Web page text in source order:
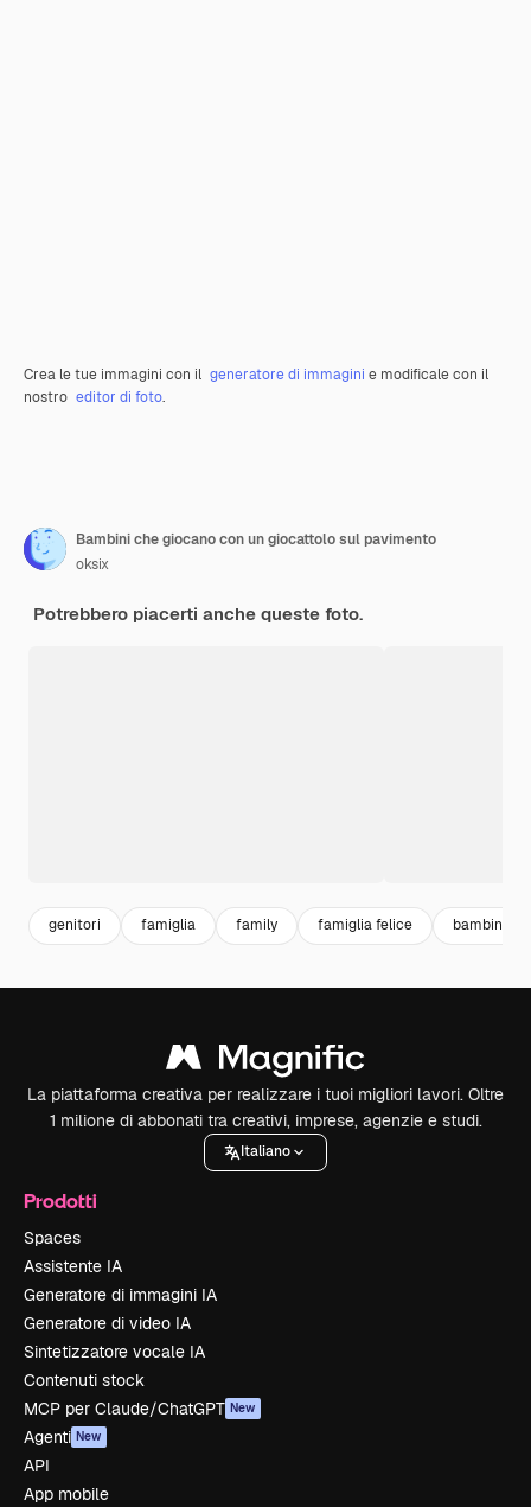
Crea le tue immagini con il generatore di immagini e modificale con il
nostro editor di foto.
Bambini che giocano con un giocattolo sul pavimento
oksix
Potrebbero piacerti anche queste foto.
genitori famiglia family famiglia felice bambini
La piattaforma creativa per realizzare i tuoi migliori lavori. Oltre
1 milione di abbonati tra creativi, imprese, agenzie e studi.
Italiano
Prodotti
Spaces
Assistente IA
Generatore di immagini IA
Generatore di video IA
Sintetizzatore vocale IA
Contenuti stock
MCP per Claude/ChatGPT New
Agenti New
API
App mobile